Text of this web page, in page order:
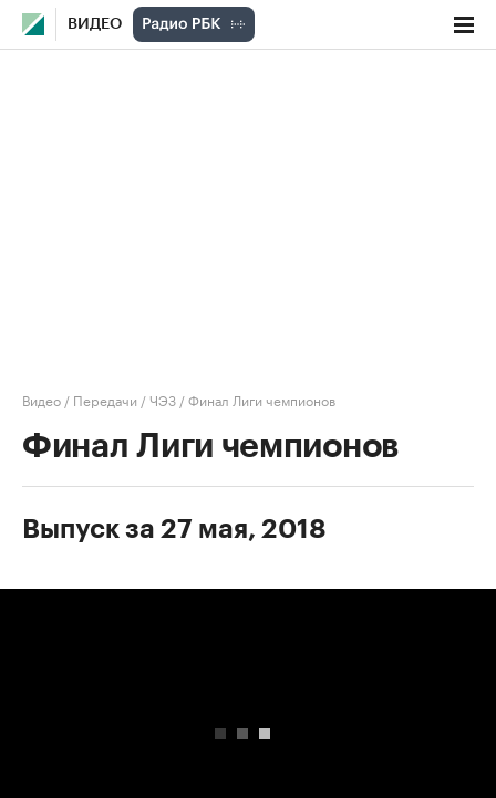
ВИДЕО
Видео / Передачи /ЧЭЗ /Финал Лиги чемпионов
Финал Лиги чемпионов
Выпуск за 27 мая, 2018